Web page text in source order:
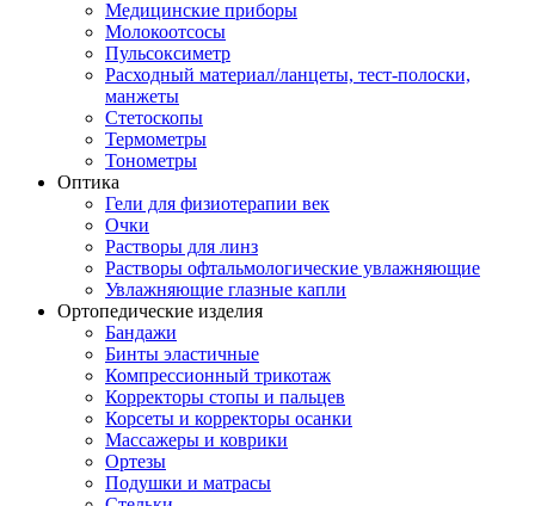
Медицинские приборы
Молокоотсосы
Пульсоксиметр
Расходный материал/ланцеты, тест-полоски,
манжеты
Стетоскопы
Термометры
Тонометры
Оптика
Гели для физиотерапии век
Очки
Растворы для линз
Растворы офтальмологические увлажняющие
Увлажняющие глазные капли
Ортопедические изделия
Бандажи
Бинты эластичные
Компрессионный трикотаж
Корректоры стопы и пальцев
Корсеты и корректоры осанки
Массажеры и коврики
Ортезы
Подушки и матрасы